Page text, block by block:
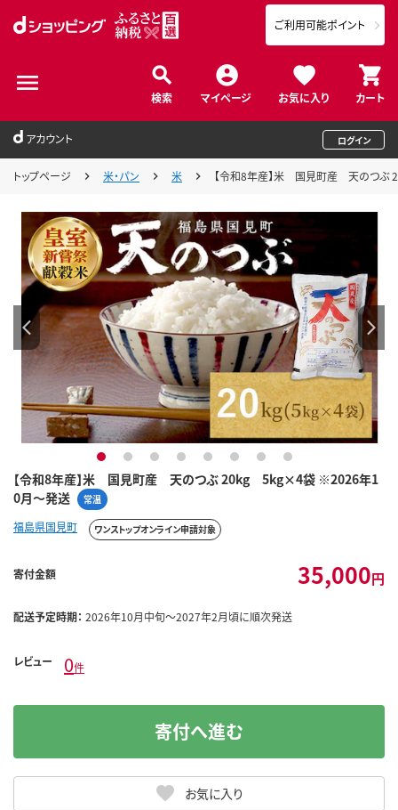
検索 マイページ お気に入り カート
ご利用可能ポイント
アカウント ログイン
トップページ 米・パン 米 【令和8年産】米 国見町産 天のつ
【令和8年産】米 国見町産 天のつぶ 20kg 5kg×4袋 ※2026年1
0月～発送
常温
1 2 3 4 5 6 7 8
福島県国見町 ワンストップオンライン申請対象
寄付金額 35,000円
配送予定時期： 2026年10月中旬～2027年2月頃に順次発送
レビュー 0件
お気に入り
寄付へ進む